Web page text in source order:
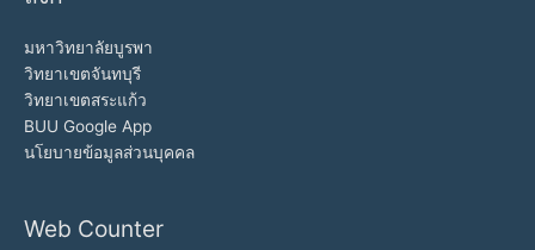
มหาวิทยาลัยบูรพา
วิทยาเขตจันทบุรี
วิทยาเขตสระแก้ว
BUU Google App
นโยบายข้อมูลส่วนบุคคล
Web Counter